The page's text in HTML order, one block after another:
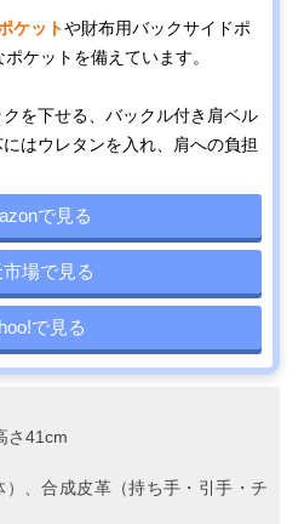
ケットや財布用バックサイドポ
ケットを備えています。
を下せる、バックル付き肩ベル
はウレタンを入れ、肩への負担
で見る
場で見る
で見る
さ41cm
）、合成皮革（持ち手・引手・チ